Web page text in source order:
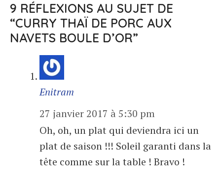
9 RÉFLEXIONS AU SUJET DE
“CURRY THAÏ DE PORC AUX
NAVETS BOULE D’OR”
Enitram
27 janvier 2017 à 5:30 pm
Oh, oh, un plat qui deviendra ici un
plat de saison !!! Soleil garanti dans la
tête comme sur la table ! Bravo !